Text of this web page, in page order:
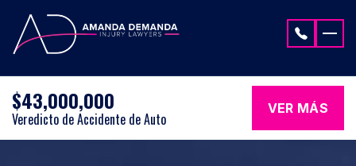
$43,000,000
Veredicto de Accidente de Auto
VER MÁS